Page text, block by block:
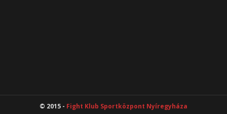
© 2015 - Fight Klub Sportközpont Nyíregyháza